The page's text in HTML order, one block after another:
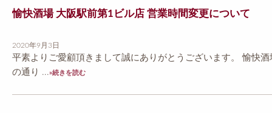
愉快酒場 大阪駅前第1ビル店 営業時間変更について
2020年9月3日
平素よりご愛顧頂きまして誠にありがとうございます。 愉快
の通り ...»続きを読む